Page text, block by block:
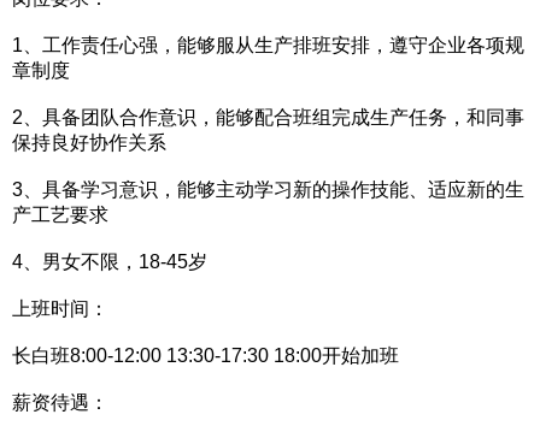
1、工作责任心强，能够服从生产排班安排，遵守企业各项规
章制度
2、具备团队合作意识，能够配合班组完成生产任务，和同事
保持良好协作关系
3、具备学习意识，能够主动学习新的操作技能、适应新的生
产工艺要求
4、男女不限，18-45岁
上班时间：
长白班8:00-12:00 13:30-17:30 18:00开始加班
薪资待遇：